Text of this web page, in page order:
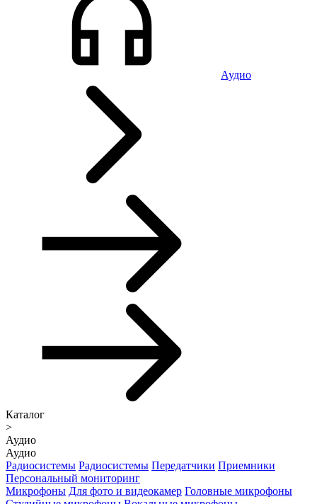
Аудио
Каталог
>
Аудио
Аудио
Радиосистемы Радиосистемы Передатчики Приемники
Персональный мониторинг
Микрофоны Для фото и видеокамер Головные микрофоны